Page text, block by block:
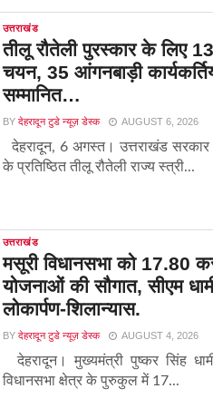
उत्तराखंड
तीलू रौतेली पुरस्कार के लिए
चयन, 35 आंगनबाड़ी
सम्मानित…
BY देहरादून टुडे न्यूज़ डेस्क AUGUST 6, 2026
देहरादून, 6 अगस्त। उत्तराखंड सरकार
के प्रतिष्ठित तीलू रौतेली राज्य स्त्री...
उत्तराखंड
मसूरी विधानसभा को 17.80
योजनाओं की सौगात, सीएम
लोकार्पण-शिलान्यास.
BY देहरादून टुडे न्यूज़ डेस्क AUGUST 4, 2026
देहरादून। मुख्यमंत्री पुष्कर सिंह
विधानसभा क्षेत्र के पुरुकुल में 17...